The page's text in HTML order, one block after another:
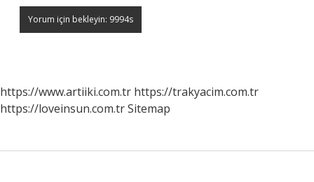
https://www.artiiki.com.tr https://trakyacim.com.tr
https://loveinsun.com.trSitemap